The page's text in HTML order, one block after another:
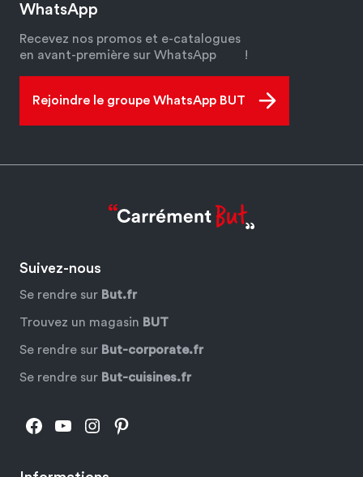
WhatsApp
Recevez nos promos et e-catalogues
en avant-première sur WhatsApp
!
Rejoindre le groupe WhatsApp BUT
Suivez-nous
Se rendre sur But.fr
Trouvez un magasin BUT
Se rendre sur But-corporate.fr
Se rendre sur But-cuisines.fr
Facebook
YouTube
Instagram
Pinterest